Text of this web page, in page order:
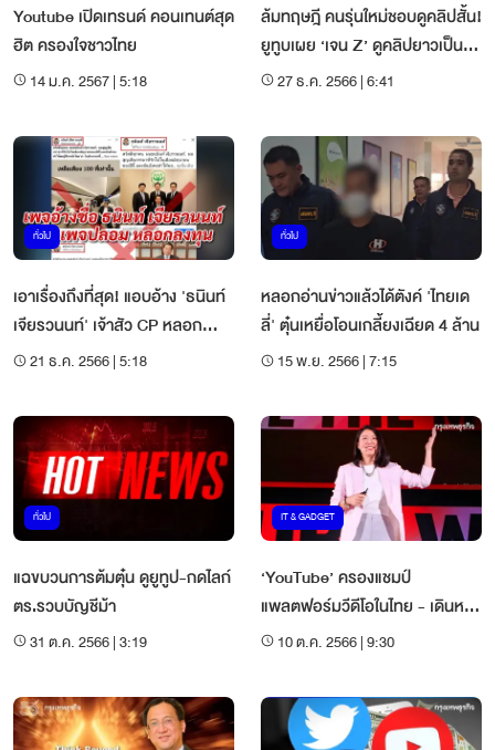
Youtube เปิดเทรนด์ คอนเทนต์สุด
ฮิต ครองใจชาวไทย
14 ม.ค. 2567 | 5:18
ล้มทฤษฎี คนรุ่นใหม่ชอบดูคลิปสั้น!
ยูทูบเผย ‘เจน Z’ ดูคลิปยาวเป็น
ชั่วโมง
27 ธ.ค. 2566 | 6:41
ทั่วไป
เอาเรื่องถึงที่สุด! แอบอ้าง 'ธนินท์
เจียรวนนท์' เจ้าสัว CP หลอก
ลงทุน21 ธ.ค. 2566 | 5:18
ทั่วไป
หลอกอ่านข่าวแล้วได้ตังค์ 'ไทยเด
ลี่' ตุ๋นเหยื่อโอนเกลี้ยงเฉียด 4 ล้าน
15 พ.ย. 2566 | 7:15
ทั่วไป
แฉขบวนการต้มตุ๋น ดูยูทูป-กดไลก์
ตร.รวบบัญชีม้า
31 ต.ค. 2566 | 3:19
IT & GADGET
‘YouTube’ ครองแชมป์​
แพลตฟอร์มวีดีโอในไทย - เดินหน้า
บุกตลาดไทยเต็มที่
10 ต.ค. 2566 | 9:30